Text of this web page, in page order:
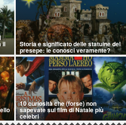
il Storia e significato delle statuine del
presepe: le conosci veramente?
10 curiosità che (forse) non
sapevate sui film di Natale più
celebri